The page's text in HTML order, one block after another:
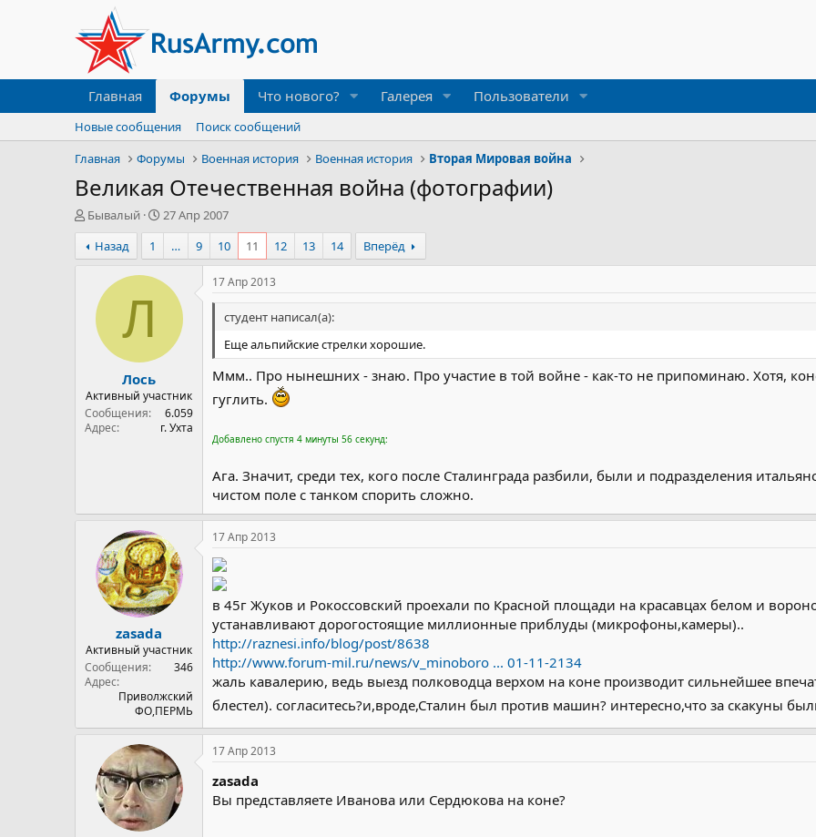
Главная Форумы Что нового? Галерея Пользователи
Новые сообщения
Поиск сообщений
Главная
Форумы Военная история Военная история Вторая Мировая война
Великая Отечественная война (фотографии)
А
в
т
о
Бывалый
Д
а
а
н
а
27 Апр 2007
Назад
1 … 9 10 11 12 13 14 Вперёд
Л
Лось
Активный участник
Сообщения
6.059
Адрес
г. Ухта
17 Апр 2013
студент написал(а):
Еще альпийские стрелки хорошие.
Ммм.. Про нынешних - знаю. Про участие в той войне - как-то не припоминаю. Хотя,
гуглить.
Добавлено спустя 4 минуты 56 секунд:
Ага. Значит, среди тех, кого после Сталинграда разбили, были и подразделения
чистом поле с танком спорить сложно.
zasada
Активный участник
Сообщения
346
Адрес
Приволжский
ФО,ПЕРМЬ
17 Апр 2013
в 45г Жуков и Рокоссовский проехали по Красной площади на красавцах белом и
устанавливают дорогостоящие миллионные приблуды (микрофоны,камеры)..
http://raznesi.info/blog/post/8638
http://www.forum-mil.ru/news/v_minoboro ... 01-11-2134
жаль кавалерию, ведь выезд полководца верхом на коне производит сильнейшее
блестел). согласитесь?и,вроде,Сталин был против машин? интересно,что за скакуны
17 Апр 2013
zasada
Вы представляете Иванова или Сердюкова на коне?